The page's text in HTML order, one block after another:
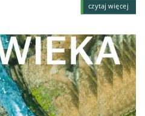
czytaj więcej